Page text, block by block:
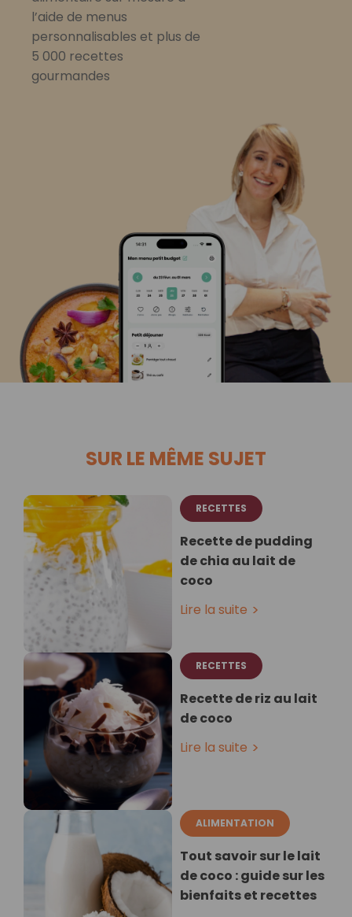
l’aide de menus
personnalisables et plus de
5 000 recettes
gourmandes
SUR LE MÊME SUJET
RECETTES
Recette de pudding
de chia au lait de
coco
Lire la suite
RECETTES
Recette de riz au lait
de coco
Lire la suite
ALIMENTATION
Tout savoir sur le lait
de coco : guide sur les
bienfaits et recettes